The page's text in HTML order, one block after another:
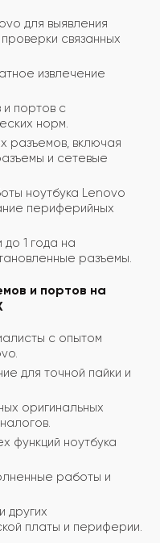
для выявления
связанных
извлечение
и портов с
норм.
разъемов, включая
и сетевые
ноутбука Lenovo
периферийных
1 года на
разъемы.
и портов на
с опытом
для точной пайки и
оригинальных
функций ноутбука
работы и
других
платы и периферии.